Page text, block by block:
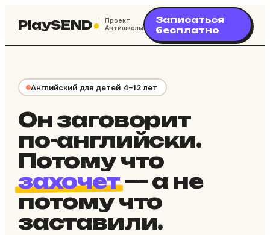
PlaySEND
Проект
Антишколы
Записаться
бесплатно
Английский для детей 4–12 лет
Онзаговорит
по-английски.
Потомучто
захочет —а не
потомучто
заставили.